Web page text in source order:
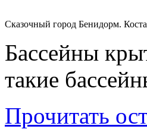
Сказочный город Бенидорм.
Бассейны
такие
Прочитать